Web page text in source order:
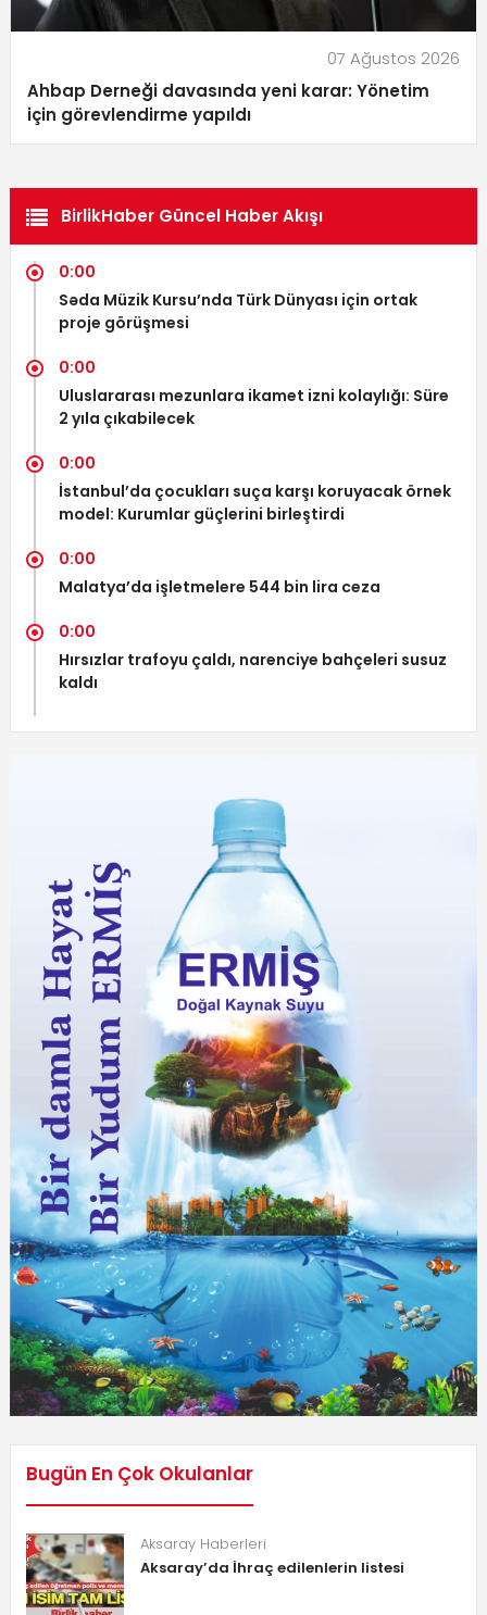
07 Ağustos 2026
Ahbap Derneği davasında yeni karar: Yönetim
için görevlendirme yapıldı
BirlikHaber Güncel Haber Akışı
0:00
Səda Müzik Kursu’nda Türk Dünyası için ortak
proje görüşmesi
0:00
Uluslararası mezunlara ikamet izni kolaylığı: Süre
2 yıla çıkabilecek
0:00
İstanbul’da çocukları suça karşı koruyacak örnek
model: Kurumlar güçlerini birleştirdi
0:00
Malatya’da işletmelere 544 bin lira ceza
0:00
Hırsızlar trafoyu çaldı, narenciye bahçeleri susuz
kaldı
Bugün En Çok Okulanlar
Aksaray Haberleri
Aksaray’da İhraç edilenlerin listesi